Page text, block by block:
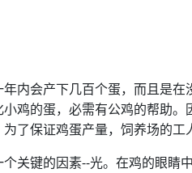
内会产下几百个蛋，而且是
鸡的蛋，必需有公鸡的帮助
了保证鸡蛋产量，饲养场的工
关键的因素--光。在鸡的眼睛